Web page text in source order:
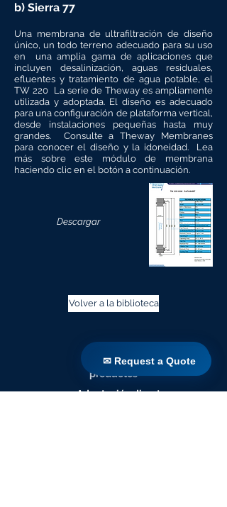
b) Sierra 77
Una membrana de ultrafiltración de diseño
único, un todo terreno adecuado para su uso
en una amplia gama de aplicaciones que
incluyen desalinización, aguas residuales,
efluentes y tratamiento de agua potable, el
TW 220 La serie de Theway es ampliamente
utilizada y adoptada. El diseño es adecuado
para una configuración de plataforma vertical,
desde instalaciones pequeñas hasta muy
grandes. Consulte a Theway Membranes
para conocer el diseño y la idoneidad. Lea
más sobre este módulo de membrana
haciendo clic en el botón a continuación.
Descargar
Volver a la biblioteca
productos
Adaptación directa
✉ Request a Quote
✉ Request a Quote